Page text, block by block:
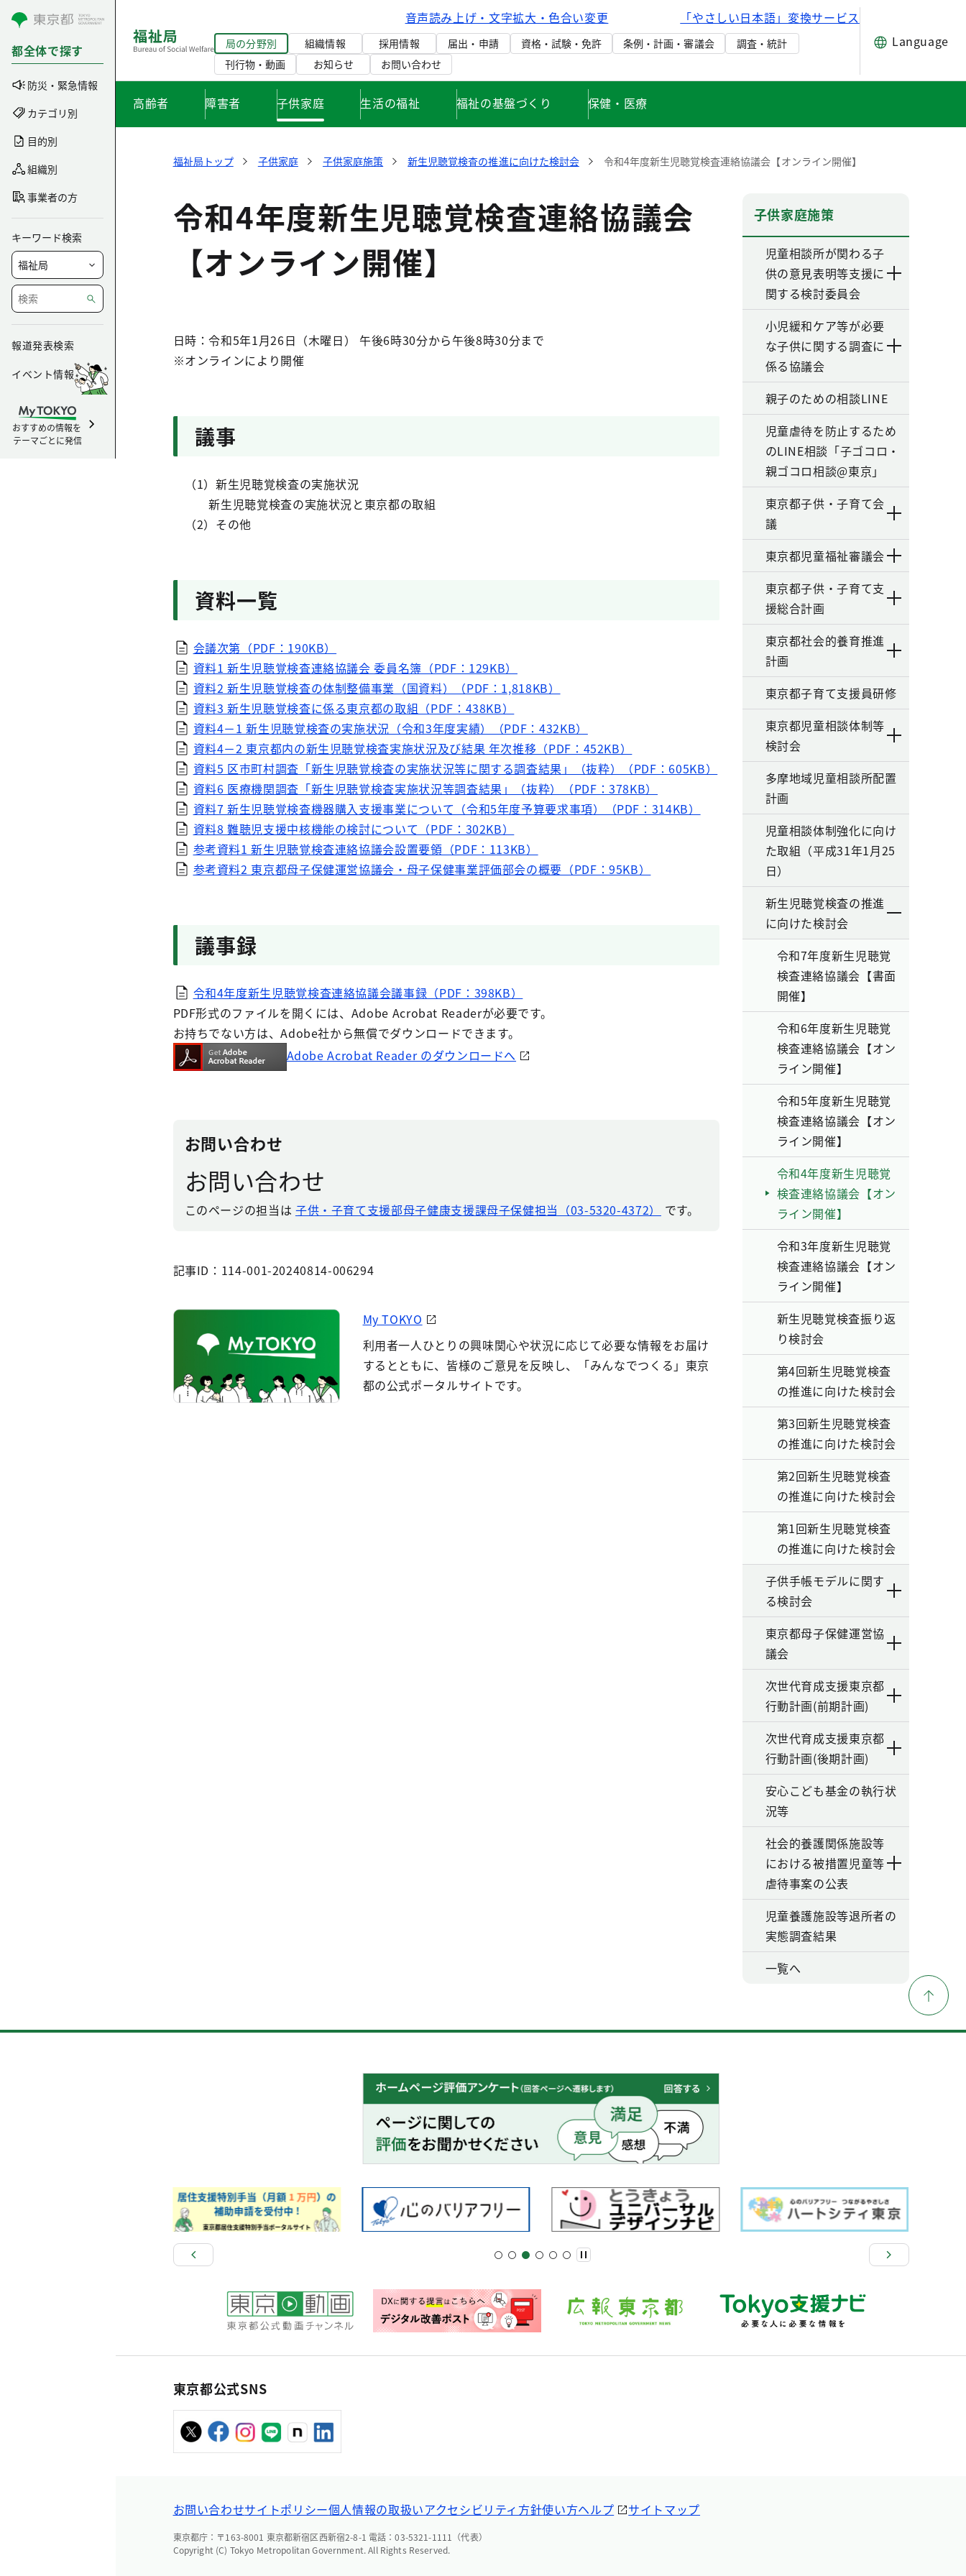
コンテンツにスキップ
都全体で探す
防災・緊急情報
カテゴリ別
目的別
組織別
事業者の方
キーワード検索
報道発表検索
イベント情報
おすすめの情報を
テーマごとに発信
音声読み上げ・文字拡大・色合い変更 「やさしい日本語」変換サービス
局の分野別 組織情報 採用情報 届出・申請 資格・試験・免許 条例・計画・審議会
調査・統計
刊行物・動画
お知らせ お問い合わせ
Language
高齢者 障害者 子供家庭 生活の福祉 福祉の基盤づくり 保健・医療
福祉局トップ 子供家庭 子供家庭施策 新生児聴覚検査の推進に向けた検討会 令和4年度新生児聴覚検査連絡協議会【オンライン開催】
令和4年度新生児聴覚検査連絡協議会
【オンライン開催】
日時：令和5年1月26日（木曜日） 午後6時30分から午後8時30分まで
※オンラインにより開催
議事
（1）新生児聴覚検査の実施状況
新生児聴覚検査の実施状況と東京都の取組
（2）その他
資料一覧
会議次第（PDF：190KB）
資料1 新生児聴覚検査連絡協議会 委員名簿（PDF：129KB）
資料2 新生児聴覚検査の体制整備事業（国資料）（PDF：1,818KB）
資料3 新生児聴覚検査に係る東京都の取組（PDF：438KB）
資料4－1 新生児聴覚検査の実施状況（令和3年度実績）（PDF：432KB）
資料4－2 東京都内の新生児聴覚検査実施状況及び結果 年次推移（PDF：452KB）
資料5 区市町村調査「新生児聴覚検査の実施状況等に関する調査結果」（抜粋）（PDF：605KB）
資料6 医療機関調査「新生児聴覚検査実施状況等調査結果」（抜粋）（PDF：378KB）
資料7 新生児聴覚検査機器購入支援事業について（令和5年度予算要求事項）（PDF：314KB）
資料8 難聴児支援中核機能の検討について（PDF：302KB）
参考資料1 新生児聴覚検査連絡協議会設置要領（PDF：113KB）
参考資料2 東京都母子保健運営協議会・母子保健事業評価部会の概要（PDF：95KB）
議事録
令和4年度新生児聴覚検査連絡協議会議事録（PDF：398KB）
PDF形式のファイルを開くには、Adobe Acrobat Readerが必要です。
お持ちでない方は、Adobe社から無償でダウンロードできます。
Adobe Acrobat Reader のダウンロードへ
お問い合わせ
お問い合わせ
このページの担当は 子供・子育て支援部母子健康支援課母子保健担当（03-5320-4372） です。
記事ID：114-001-20240814-006294
My TOKYO
利用者一人ひとりの興味関心や状況に応じて必要な情報をお届け
するとともに、皆様のご意見を反映し、「みんなでつくる」東京
都の公式ポータルサイトです。
子供家庭施策
児童相談所が関わる子
供の意見表明等支援に
関する検討委員会
小児緩和ケア等が必要
な子供に関する調査に
係る協議会
親子のための相談LINE
児童虐待を防止するため
のLINE相談「子ゴコロ・
親ゴコロ相談@東京」
東京都子供・子育て会
議
東京都児童福祉審議会
東京都子供・子育て支
援総合計画
東京都社会的養育推進
計画
東京都子育て支援員研修
東京都児童相談体制等
検討会
多摩地域児童相談所配置
計画
児童相談体制強化に向け
た取組（平成31年1月25
日）
新生児聴覚検査の推進
に向けた検討会
令和7年度新生児聴覚
検査連絡協議会【書面
開催】
令和6年度新生児聴覚
検査連絡協議会【オン
ライン開催】
令和5年度新生児聴覚
検査連絡協議会【オン
ライン開催】
令和4年度新生児聴覚
検査連絡協議会【オン
ライン開催】
令和3年度新生児聴覚
検査連絡協議会【オン
ライン開催】
新生児聴覚検査振り返
り検討会
第4回新生児聴覚検査
の推進に向けた検討会
第3回新生児聴覚検査
の推進に向けた検討会
第2回新生児聴覚検査
の推進に向けた検討会
第1回新生児聴覚検査
の推進に向けた検討会
子供手帳モデルに関す
る検討会
東京都母子保健運営協
議会
次世代育成支援東京都
行動計画(前期計画)
次世代育成支援東京都
行動計画(後期計画)
安心こども基金の執行状
況等
社会的養護関係施設等
における被措置児童等
虐待事案の公表
児童養護施設等退所者の
実態調査結果
一覧へ
東京都公式SNS
お問い合わせサイトポリシー個人情報の取扱いアクセシビリティ方針使い方ヘルプ サイトマップ
東京都庁：〒163-8001 東京都新宿区西新宿2-8-1 電話：03-5321-1111（代表）
Copyright (C) Tokyo Metropolitan Government. All Rights Reserved.